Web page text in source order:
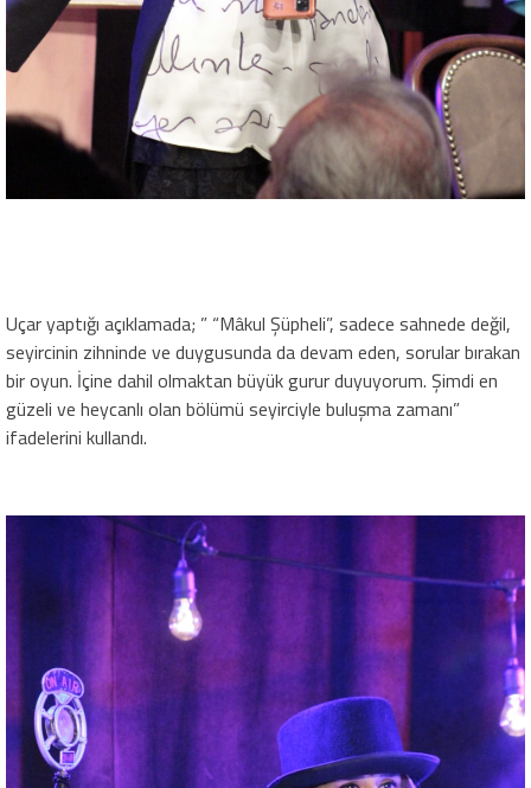
Uçar yaptığı açıklamada; ” “Mâkul Şüpheli”, sadece sahnede değil,
seyircinin zihninde ve duygusunda da devam eden, sorular bırakan
bir oyun. İçine dahil olmaktan büyük gurur duyuyorum. Şimdi en
güzeli ve heycanlı olan bölümü seyirciyle buluşma zamanı”
ifadelerini kullandı.